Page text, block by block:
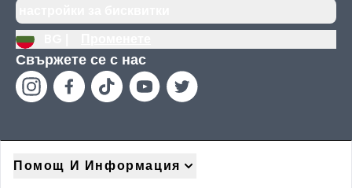
Свържете се с нас
Помощ И Информация